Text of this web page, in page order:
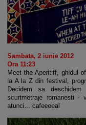
Sambata, 2 iunie 2012
Ora 11:23
Meet the Aperitiff, ghidul
la A la Z din festival,
Decidem sa
scurtmetraje romanesti -
atunci... cafeeeea!